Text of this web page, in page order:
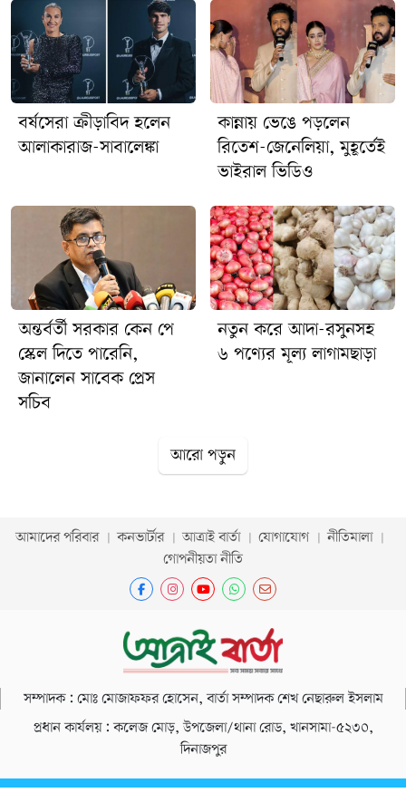
বর্ষসেরা ক্রীড়াবিদ হলেন
আলাকারাজ-সাবালেঙ্কা
কান্নায় ভেঙে পড়লেন
রিতেশ-জেনেলিয়া, মুহূর্তেই
ভাইরাল ভিডিও
অন্তর্বর্তী সরকার কেন পে
স্কেল দিতে পারেনি,
জানালেন সাবেক প্রেস
সচিব
নতুন করে আদা-রসুনসহ
৬ পণ্যের মূল্য লাগামছাড়া
আরো পড়ুন
আমাদের পরিবার কনভার্টার আত্রাই বার্তা যোগাযোগ
নীতিমালা
গোপনীয়তা নীতি
সম্পাদক : মোঃ মোজাফফর হোসেন, বার্তা সম্পাদক শেখ নেছারুল ইসলাম
প্রধান কার্যলয় : কলেজ মোড়, উপজেলা/থানা রোড, খানসামা-৫২৩০,
দিনাজপুর